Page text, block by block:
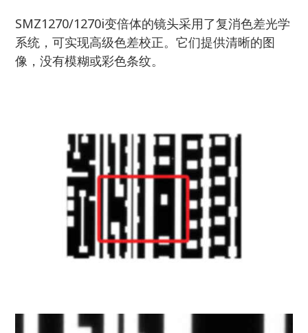
SMZ1270/1270i变倍体的镜头采用了复消色差光学
系统，可实现高级色差校正。它们提供清晰的图
像，没有模糊或彩色条纹。